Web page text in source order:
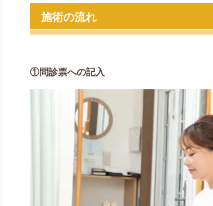
施術の流れ
①問診票への記入